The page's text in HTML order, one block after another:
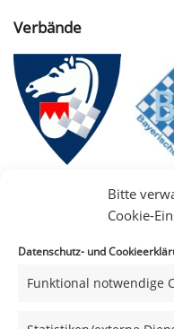
Bitte
Cookie-
Datenschutz- und
Funktional notwendige
Verbände